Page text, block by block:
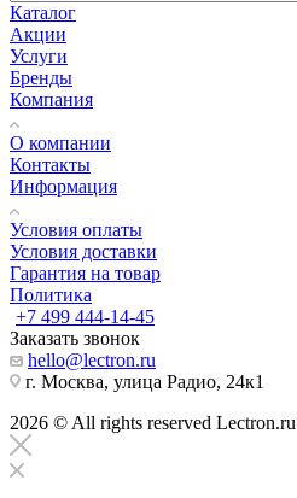
Каталог
Акции
Услуги
Бренды
Компания
О компании
Контакты
Информация
Условия оплаты
Условия доставки
Гарантия на товар
Политика
+7 499 444-14-45
Заказать звонок
hello@lectron.ru
г. Москва, улица Радио, 24к1
2026 © All rights reserved Lectron.ru